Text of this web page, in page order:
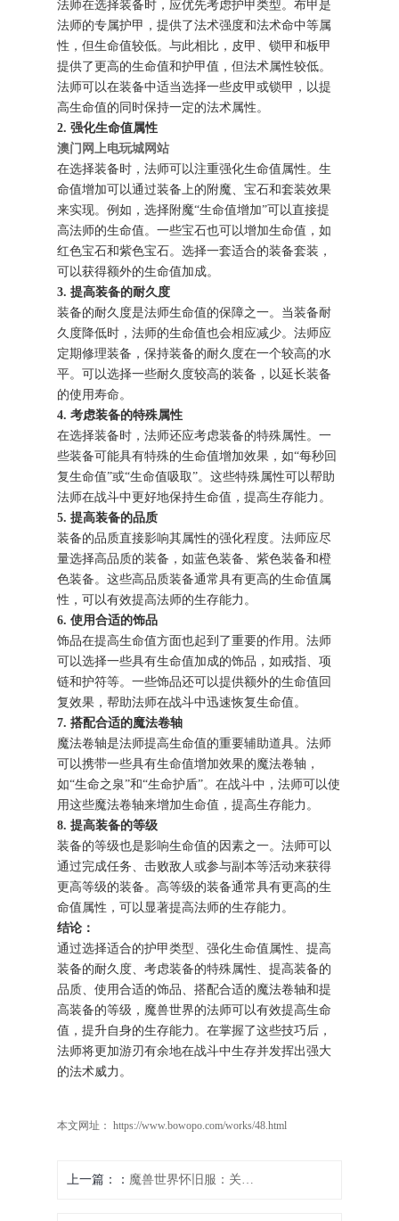
法师在选择装备时，应优先考虑护甲类型。布甲是
法师的专属护甲，提供了法术强度和法术命中等属
性，但生命值较低。与此相比，皮甲、锁甲和板甲
提供了更高的生命值和护甲值，但法术属性较低。
法师可以在装备中适当选择一些皮甲或锁甲，以提
高生命值的同时保持一定的法术属性。
2. 强化生命值属性
澳门网上电玩城网站
在选择装备时，法师可以注重强化生命值属性。生
命值增加可以通过装备上的附魔、宝石和套装效果
来实现。例如，选择附魔“生命值增加”可以直接提
高法师的生命值。一些宝石也可以增加生命值，如
红色宝石和紫色宝石。选择一套适合的装备套装，
可以获得额外的生命值加成。
3. 提高装备的耐久度
装备的耐久度是法师生命值的保障之一。当装备耐
久度降低时，法师的生命值也会相应减少。法师应
定期修理装备，保持装备的耐久度在一个较高的水
平。可以选择一些耐久度较高的装备，以延长装备
的使用寿命。
4. 考虑装备的特殊属性
在选择装备时，法师还应考虑装备的特殊属性。一
些装备可能具有特殊的生命值增加效果，如“每秒回
复生命值”或“生命值吸取”。这些特殊属性可以帮助
法师在战斗中更好地保持生命值，提高生存能力。
5. 提高装备的品质
装备的品质直接影响其属性的强化程度。法师应尽
量选择高品质的装备，如蓝色装备、紫色装备和橙
色装备。这些高品质装备通常具有更高的生命值属
性，可以有效提高法师的生存能力。
6. 使用合适的饰品
饰品在提高生命值方面也起到了重要的作用。法师
可以选择一些具有生命值加成的饰品，如戒指、项
链和护符等。一些饰品还可以提供额外的生命值回
复效果，帮助法师在战斗中迅速恢复生命值。
7. 搭配合适的魔法卷轴
魔法卷轴是法师提高生命值的重要辅助道具。法师
可以携带一些具有生命值增加效果的魔法卷轴，
如“生命之泉”和“生命护盾”。在战斗中，法师可以使
用这些魔法卷轴来增加生命值，提高生存能力。
8. 提高装备的等级
装备的等级也是影响生命值的因素之一。法师可以
通过完成任务、击败敌人或参与副本等活动来获得
更高等级的装备。高等级的装备通常具有更高的生
命值属性，可以显著提高法师的生存能力。
结论：
通过选择适合的护甲类型、强化生命值属性、提高
装备的耐久度、考虑装备的特殊属性、提高装备的
品质、使用合适的饰品、搭配合适的魔法卷轴和提
高装备的等级，魔兽世界的法师可以有效提高生命
值，提升自身的生存能力。在掌握了这些技巧后，
法师将更加游刃有余地在战斗中生存并发挥出强大
的法术威力。
本文网址： https://www.bowopo.com/works/48.html
上一篇： 魔兽世界怀旧服：关闭自动射击技能攻略